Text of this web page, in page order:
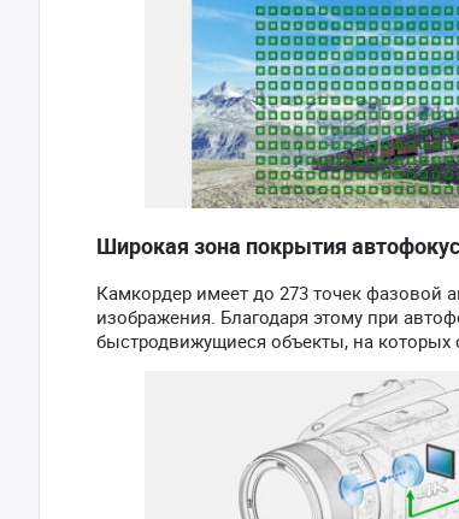
Широкая зона покрытия
Камкордер имеет до 273 точек фазовой
изображения. Благодаря этому при
быстродвижущиеся объекты, на которых